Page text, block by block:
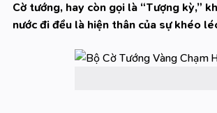
Cờ tướng, hay còn gọi là “Tượng kỳ,”
nước đi đều là hiện thân của sự khéo